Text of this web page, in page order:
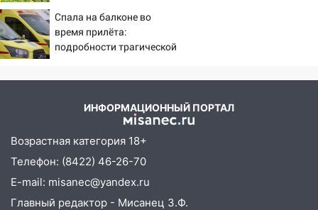
10:06
За выходные выпало больше
месячной нормы осадков и упало 111
деревьев в Ульяновске
повредил кровли районного дома
Момент падения дерева на
машину в Ульяновске попал на видео
09:16 Утро ульяновских водителей
началось с «глухой» пробки на старом
мосту
Спала на балконе во
время прилёта:
подробности трагической
ИНФОРМАЦИОННЫЙ ПОРТАЛ
Возрастная категория 18+
Телефон: (8422) 46-26-70
E-mail: misanec@yandex.ru
Главный редактор - Мисанец З.Ф.